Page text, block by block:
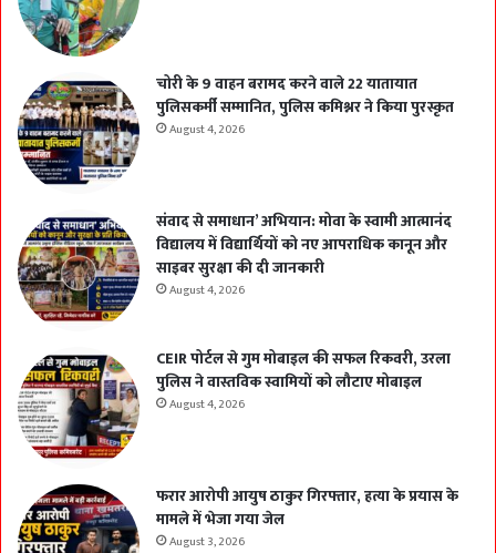
चोरी के 9 वाहन बरामद करने वाले 22 यातायात
पुलिसकर्मी सम्मानित, पुलिस कमिश्नर ने किया पुरस्कृत
August 4, 2026
संवाद से समाधान’ अभियान: मोवा के स्वामी आत्मानंद
विद्यालय में विद्यार्थियों को नए आपराधिक कानून और
साइबर सुरक्षा की दी जानकारी
August 4, 2026
CEIR पोर्टल से गुम मोबाइल की सफल रिकवरी, उरला
पुलिस ने वास्तविक स्वामियों को लौटाए मोबाइल
August 4, 2026
फरार आरोपी आयुष ठाकुर गिरफ्तार, हत्या के प्रयास के
मामले में भेजा गया जेल
August 3, 2026